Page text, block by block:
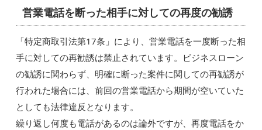
営業電話を断った相手に対しての再度の勧誘
「特定商取引法第17条」により、営業電話を一度断った相
手に対しての再勧誘は禁止されています。ビジネスローン
の勧誘に関わらず、明確に断った案件に関しての再勧誘が
行われた場合には、前回の営業電話から期間が空いていた
としても法律違反となります。
繰り返し何度も電話があるのは論外ですが、再度電話をか